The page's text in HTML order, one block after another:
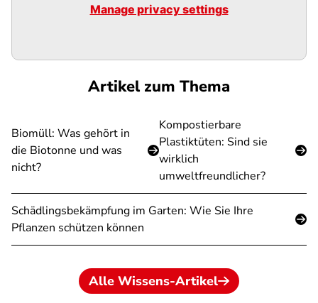
Manage privacy settings
Artikel zum Thema
Biomüll: Was gehört in
die Biotonne und was
nicht?
Kompostierbare
Plastiktüten: Sind sie
wirklich
umweltfreundlicher?
Schädlingsbekämpfung im Garten: Wie Sie Ihre
Pflanzen schützen können
Alle Wissens-Artikel